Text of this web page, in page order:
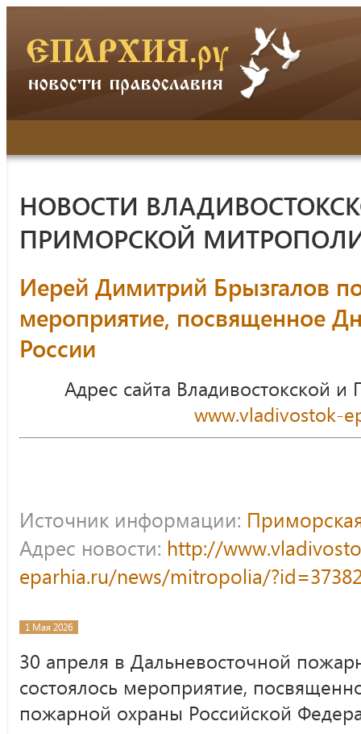
НОВОСТИ
ПРИМОРСКОЙ
Иерей Димитрий Брызгалов
мероприятие, посвященное
России
Адрес сайта Владивостокской
www.vladivostok-
Источник информации:
Адрес новости: http://
eparhia.ru/news/mitropolia/
1 Мая 2026
30 апреля в Дальневосточной
состоялось мероприятие,
пожарной охраны Российской